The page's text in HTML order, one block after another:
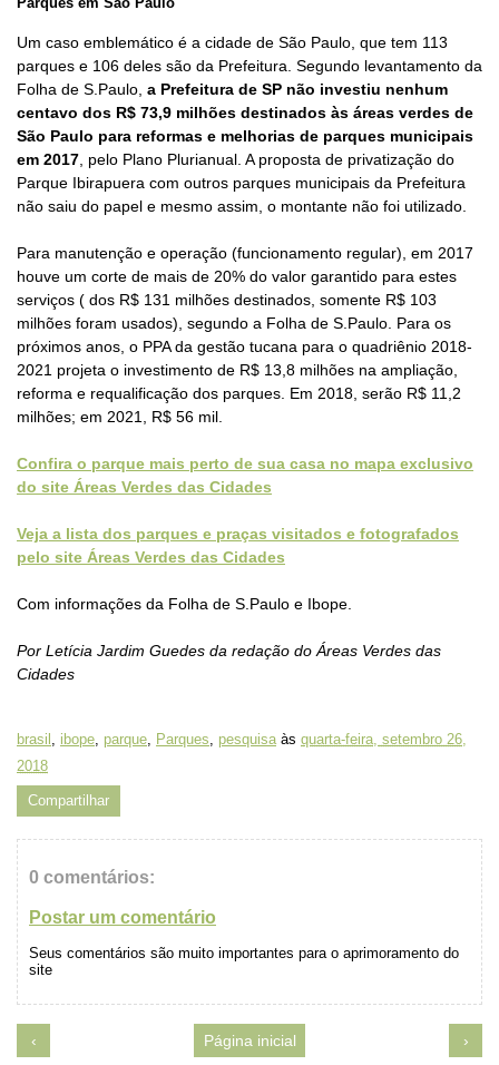
Um caso emblemático é a cidade de São Paulo, que tem 113
parques e 106 deles são da Prefeitura. Segundo levantamento da
Folha de S.Paulo, a Prefeitura de SP não investiu nenhum
centavo dos R$ 73,9 milhões destinados às áreas verdes de
São Paulo para reformas e melhorias de parques municipais
em 2017 , pelo Plano Plurianual. A proposta de privatização do
Parque Ibirapuera com outros parques municipais da Prefeitura
não saiu do papel e mesmo assim, o montante não foi utilizado.
Para manutenção e operação (funcionamento regular), em 2017
houve um corte de mais de 20% do valor garantido para estes
serviços ( dos R$ 131 milhões destinados, somente R$ 103
milhões foram usados), segundo a Folha de S.Paulo. Para os
próximos anos, o PPA da gestão tucana para o quadriênio 2018-
2021 projeta o investimento de R$ 13,8 milhões na ampliação,
reforma e requalificação dos parques. Em 2018, serão R$ 11,2
milhões; em 2021, R$ 56 mil.
Confira o parque mais perto de sua casa no mapa exclusivo
do site Áreas Verdes das Cidades
Veja a lista dos parques e praças visitados e fotografados
pelo site Áreas Verdes das Cidades
Com informações da Folha de S.Paulo e Ibope.
Por Letícia Jardim Guedes da redação do Áreas Verdes das
Cidades
brasil ibope parque Parques pesquisa às quarta-feira, setembro 26,
2018
Compartilhar
0 comentários:
Postar um comentário
Seus comentários são muito importantes para o aprimoramento do
site
‹ ›
Página inicial